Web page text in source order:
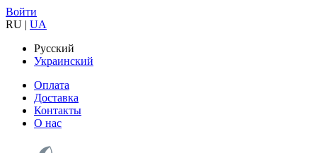
Войти
RU | UA
Русский
Украинский
Оплата
Доставка
Контакты
О нас